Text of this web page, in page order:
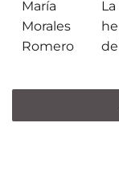
María
Morales
Romero
17 Junio 2026
acceso